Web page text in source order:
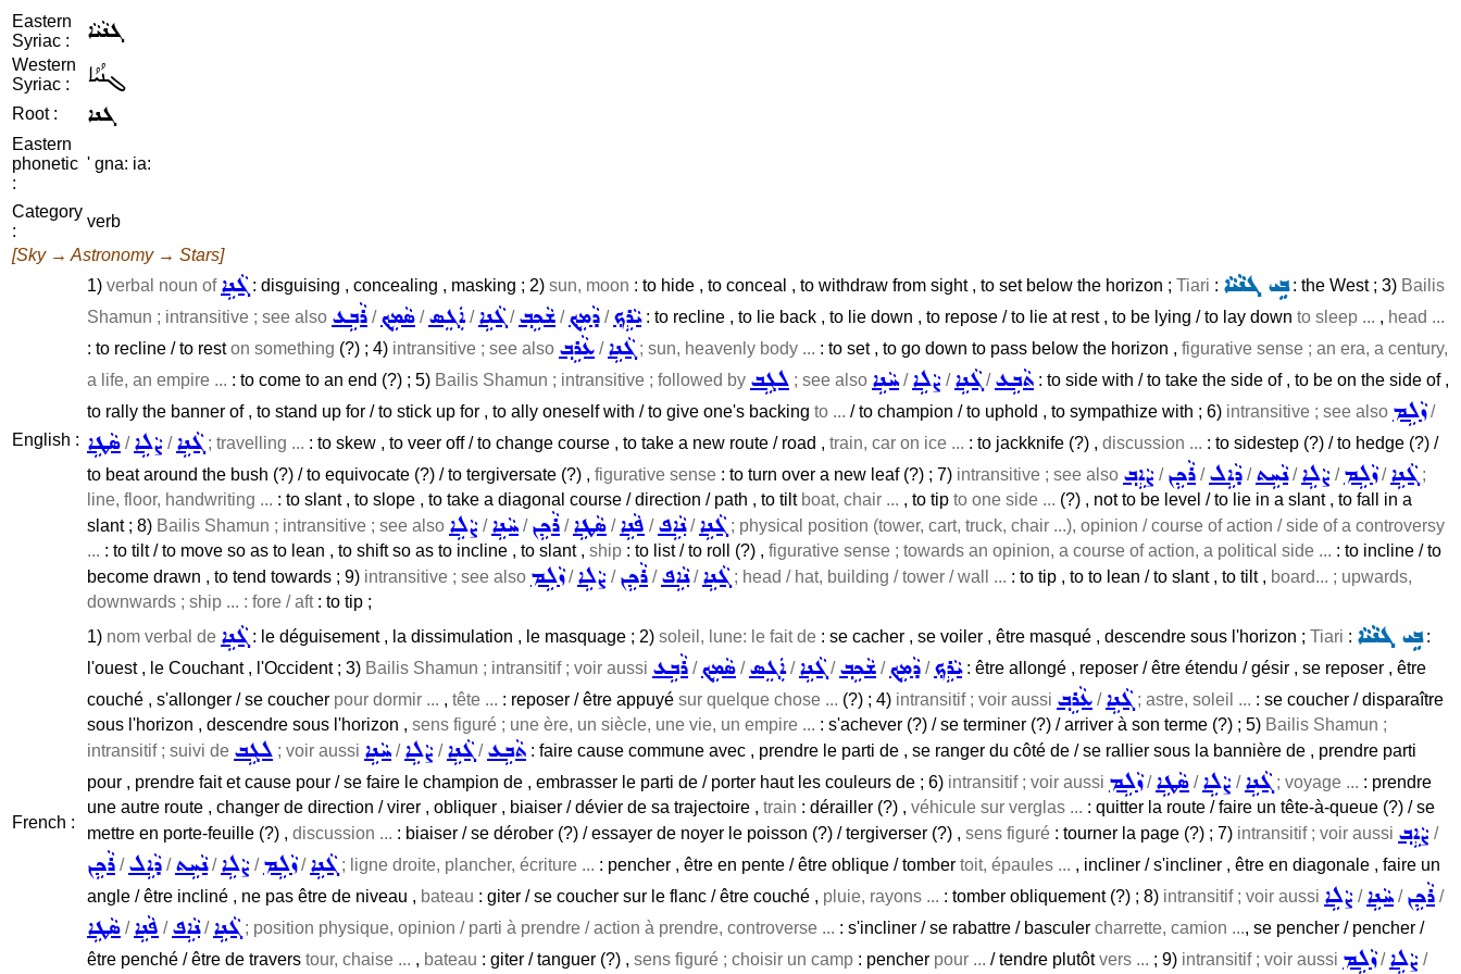
Eastern
Syriac :
ܓܢܵܝܵܐ
Western
Syriac :
ܓܢܳܝܳܐ
Root : ܓܢܐ
Eastern
phonetic
:
' gna: ia:
Category
:
verb
[Sky → Astronomy → Stars]
English :
1) verbal noun ofܓܵܢܹܐ : disguising , concealing , masking ; 2) sun, moon : to hide , to conceal , to withdraw from sight , to set below the horizon ; Tiari : ܒܹܝ ܓܢܵܝܵܐ: the West ; 3) Bailis
Shamun ; intransitive ; see also ܪܵܒܹܥ /ܣܵܡܹܟ݂ /ܐܲܓܸܣ/ܓܵܢܹܐ /ܫܵܟܹܒ݂ /ܕܵܡܹܟ݂ /ܝܵܪܹܟ݂: to recline , to lie back , to lie down , to repose / to lie at rest , to be lying / to lay down to sleep ... , head ...
: to recline / to reston something (?) ; 4) intransitive ; see also ܥܵܪܹܒ݂ /ܓܵܢܹܐ ; sun, heavenly body ... : to set , to go down to pass below the horizon , figurative sense ; an era, a century,
a life, an empire ... : to come to an end (?) ; 5) Bailis Shamun ; intransitive ; followed by ܠܓܹܒ ; see also ܚܵܢܹܐ /ܨܵܠܹܐ /ܓܵܢܹܐ /ܬܵܒܹܥ : to side with / to take the side of , to be on the side of ,
to rally the banner of , to stand up for / to stick up for , to ally oneself with / to give one's backing to ... / to champion / to uphold , to sympathize with ; 6) intransitive ; see also ܙܵܠܹܡ/
ܣܵܛܹܐ /ܨܵܠܹܐ /ܓܵܢܹܐ ; travelling ... : to skew , to veer off / to change course , to take a new route / road , train, car on ice ... : to jackknife (?) , discussion ... : to sidestep (?) / to hedge (?) /
to beat around the bush (?) / to equivocate (?) / to tergiversate (?) , figurative sense : to turn over a new leaf (?) ; 7) intransitive ; see also ܨܵܐܹܒ݂ / ܪܵܟܹܢ /ܕܵܐܹܠ /ܢܵܚܹܬ/ܨܵܠܹܐ /ܙܵܠܹܡ/ܓܵܢܹܐ ;
line, floor, handwriting ... : to slant , to slope , to take a diagonal course / direction / path , to tilt boat, chair ... , to tip to one side ... (?) , not to be level / to lie in a slant , to fall in a
slant ; 8) Bailis Shamun ; intransitive ; see also ܨܵܠܹܐ /ܚܵܢܹܐ / ܪܵܟܹܢ /ܣܵܛܹܐ /ܦܵܢܹܐ /ܢܵܐܹܦ/ܓܵܢܹܐ ; physical position (tower, cart, truck, chair ...), opinion / course of action / side of a controversy
... : to tilt / to move so as to lean , to shift so as to incline , to slant , ship : to list / to roll (?) , figurative sense ; towards an opinion, a course of action, a political side ... : to incline / to
become drawn , to tend towards ; 9) intransitive ; see also ܙܵܠܹܡ/ܨܵܠܹܐ / ܪܵܟܹܢ /ܢܵܐܹܦ/ܓܵܢܹܐ ; head / hat, building / tower / wall ... : to tip , to to lean / to slant , to tilt , board... ; upwards,
downwards ; ship ... : fore / aft: to tip ;
French :
1) nom verbal de ܓܵܢܹܐ : le déguisement , la dissimulation , le masquage ; 2) soleil, lune: le fait de : se cacher , se voiler , être masqué , descendre sous l'horizon ; Tiari : ܒܹܝ ܓܢܵܝܵܐ:
l'ouest , le Couchant , l'Occident ; 3) Bailis Shamun ; intransitif ; voir aussi ܪܵܒܹܥ /ܣܵܡܹܟ݂ /ܐܲܓܸܣ/ܓܵܢܹܐ /ܫܵܟܹܒ݂ /ܕܵܡܹܟ݂ /ܝܵܪܹܟ݂: être allongé , reposer / être étendu / gésir , se reposer , être
couché , s'allonger / se coucher pour dormir ... , tête ... : reposer / être appuyé sur quelque chose ... (?) ; 4) intransitif ; voir aussi ܥܵܪܹܒ݂ /ܓܵܢܹܐ ; astre, soleil ... : se coucher / disparaître
sous l'horizon , descendre sous l'horizon , sens figuré ; une ère, un siècle, une vie, un empire ... : s'achever (?) / se terminer (?) / arriver à son terme (?) ; 5) Bailis Shamun ;
intransitif ; suivi de ܠܓܹܒ ; voir aussi ܚܵܢܹܐ /ܨܵܠܹܐ /ܓܵܢܹܐ /ܬܵܒܹܥ : faire cause commune avec , prendre le parti de , se ranger du côté de / se rallier sous la bannière de , prendre parti
pour , prendre fait et cause pour / se faire le champion de , embrasser le parti de / porter haut les couleurs de ; 6) intransitif ; voir aussi ܙܵܠܹܡ/ܣܵܛܹܐ /ܨܵܠܹܐ /ܓܵܢܹܐ ; voyage ... : prendre
une autre route , changer de direction / virer , obliquer , biaiser / dévier de sa trajectoire , train : dérailler (?) , véhicule sur verglas ... : quitter la route / faire un tête-à-queue (?) / se
mettre en porte-feuille (?) , discussion ... : biaiser / se dérober (?) / essayer de noyer le poisson (?) / tergiverser (?) , sens figuré : tourner la page (?) ; 7) intransitif ; voir aussi ܨܵܐܹܒ݂ /
ܪܵܟܹܢ /ܕܵܐܹܠ /ܢܵܚܹܬ/ܨܵܠܹܐ /ܙܵܠܹܡ/ܓܵܢܹܐ ; ligne droite, plancher, écriture ... : pencher , être en pente / être oblique / tomber toit, épaules ... , incliner / s'incliner , être en diagonale , faire un
angle / être incliné , ne pas être de niveau , bateau : giter / se coucher sur le flanc / être couché , pluie, rayons ... : tomber obliquement (?) ; 8) intransitif ; voir aussi ܨܵܠܹܐ /ܚܵܢܹܐ / ܪܵܟܹܢ /
ܣܵܛܹܐ /ܦܵܢܹܐ /ܢܵܐܹܦ/ܓܵܢܹܐ ; position physique, opinion / parti à prendre / action à prendre, controverse ... : s'incliner / se rabattre / basculer charrette, camion ..., se pencher / pencher /
être penché / être de travers tour, chaise ... , bateau : giter / tanguer (?) , sens figuré ; choisir un camp : pencher pour ... / tendre plutôtvers ... ; 9) intransitif ; voir aussi ܙܵܠܹܡ/ܨܵܠܹܐ /